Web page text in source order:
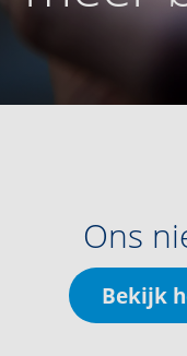
Ons
Bekijk